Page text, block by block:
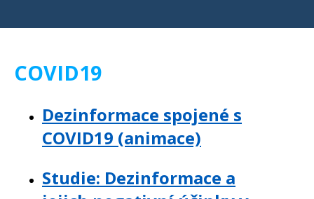
COVID19
Dezinformace spojené s
COVID19 (animace)
Studie: Dezinformace a